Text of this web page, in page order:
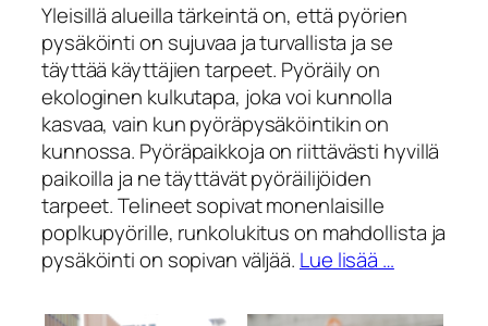
Yleisillä alueilla tärkeintä on, että pyörien
pysäköinti on sujuvaa ja turvallista ja se
täyttää käyttäjien tarpeet. Pyöräily on
ekologinen kulkutapa, joka voi kunnolla
kasvaa, vain kun pyöräpysäköintikin on
kunnossa. Pyöräpaikkoja on riittävästi hyvillä
paikoilla ja ne täyttävät pyöräilijöiden
tarpeet. Telineet sopivat monenlaisille
poplkupyörille, runkolukitus on mahdollista ja
pysäköinti on sopivan väljää. Lue lisää …